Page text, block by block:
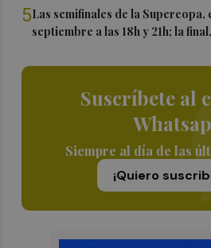
5Las semifinales de la Supercopa,
septiembre a las 18h y 21h; la
Suscríbete al
Siempre al día de las
¡Quiero